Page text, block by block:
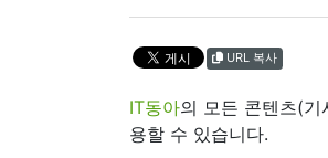
URL 복사
IT동아의 모든 콘텐츠(기
용할 수 있습니다.